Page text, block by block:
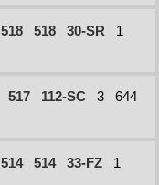
518 518 30-SR
1
517 112-SC 3
644
514 514 33-FZ
1